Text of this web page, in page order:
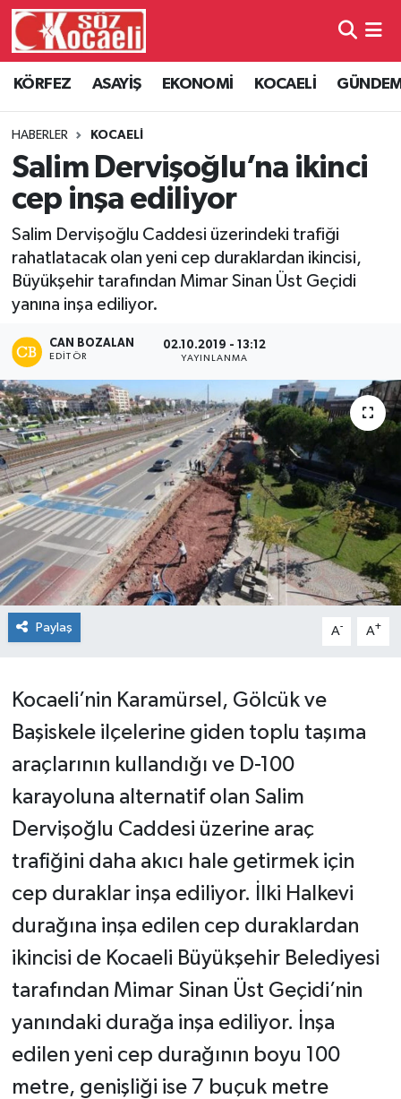
KÖRFEZ ASAYİŞ EKONOMİ KOCAELİ
HABERLER KOCAELİ
Salim Dervişoğlu’na ikinci
cep inşa ediliyor
Salim Dervişoğlu Caddesi üzerindeki trafiği
rahatlatacak olan yeni cep duraklardan ikincisi,
Büyükşehir tarafından Mimar Sinan Üst Geçidi
yanına inşa ediliyor.
CAN BOZALAN
EDITÖR
02.10.2019 - 13:12
YAYINLANMA
Paylaş A- A+
Kocaeli’nin Karamürsel, Gölcük ve
Başiskele ilçelerine giden toplu taşıma
araçlarının kullandığı ve D-100
karayoluna alternatif olan Salim
Dervişoğlu Caddesi üzerine araç
trafiğini daha akıcı hale getirmek için
cep duraklar inşa ediliyor. İlki Halkevi
durağına inşa edilen cep duraklardan
ikincisi de Kocaeli Büyükşehir Belediyesi
tarafından Mimar Sinan Üst Geçidi’nin
yanındaki durağa inşa ediliyor. İnşa
edilen yeni cep durağının boyu 100
metre, genişliği ise 7 buçuk metre
Kocaeli Hava Durumu
Kocaeli Namaz Vakitleri
Kocaeli Trafik Yoğunluk Haritası
Süper Lig Puan Durumu ve Fikstür
Tüm Manşetler
Son Dakika Haberleri
Haber Arşivi